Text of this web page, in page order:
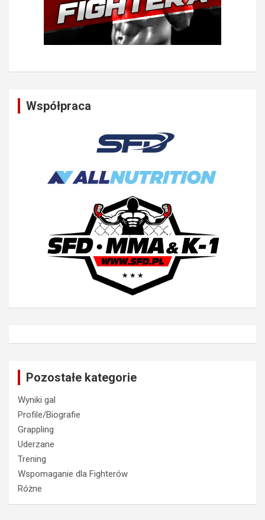
Współpraca
Pozostałe kategorie
Wyniki gal
Profile/Biografie
Grappling
Uderzane
Trening
Wspomaganie dla Fighterów
Różne